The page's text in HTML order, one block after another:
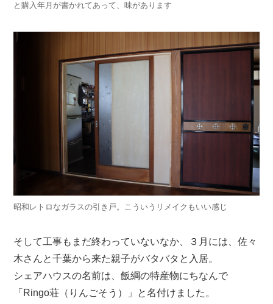
と購入年月が書かれてあって、味があります
昭和レトロなガラスの引き戸。こういうリメイクもいい感じ
そして工事もまだ終わっていないなか、３月には、佐々
木さんと千葉から来た親子がバタバタと入居。
シェアハウスの名前は、飯綱の特産物にちなんで
「Ringo荘（りんごそう）」と名付けました。